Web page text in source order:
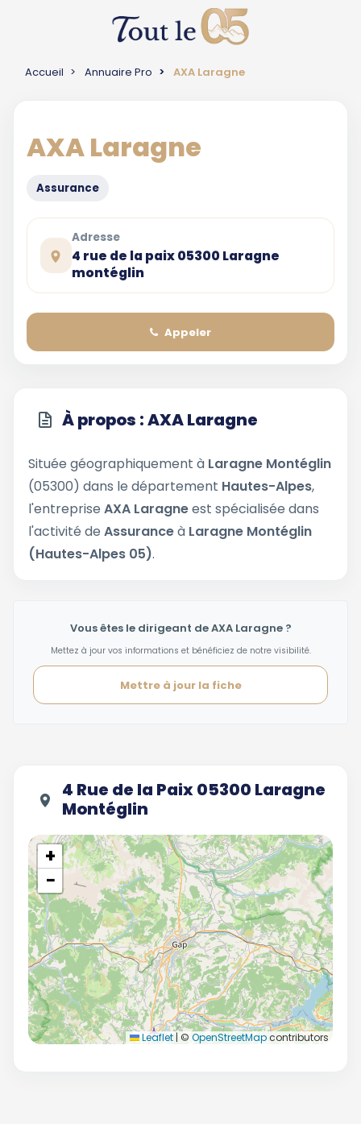
Accueil Annuaire Pro AXA Laragne
AXA Laragne
Assurance
Adresse
4 rue de la paix 05300 Laragne
montéglin
Appeler
À propos : AXA Laragne
Située géographiquement à Laragne Montéglin
(05300) dans le département Hautes-Alpes,
l'entreprise AXA Laragneest spécialisée dans
l'activité de Assuranceà Laragne Montéglin
(Hautes-Alpes 05).
Vous êtes le dirigeant de AXA Laragne ?
Mettez à jour vos informations et bénéficiez de notre visibilité.
Mettre à jour la fiche
4 Rue de la Paix 05300 Laragne
Montéglin
+
−
Leaflet | © OpenStreetMapcontributors